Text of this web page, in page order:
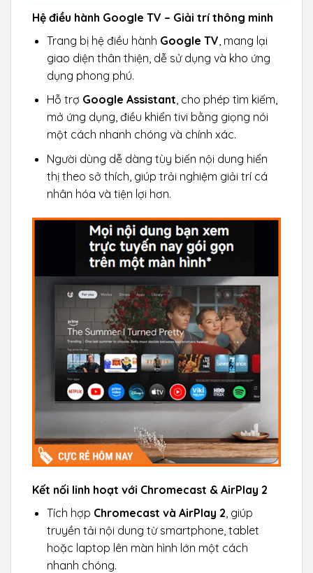
Hệ điều hành Google TV – Giải trí thông minh
Trang bị hệ điều hành Google TV , mang lại
giao diện thân thiện, dễ sử dụng và kho ứng
dụng phong phú.
Hỗ trợ Google Assistant, cho phép tìm kiếm,
mở ứng dụng, điều khiển tivi bằng giọng nói
một cách nhanh chóng và chính xác.
Người dùng dễ dàng tùy biến nội dung hiển
thị theo sở thích, giúp trải nghiệm giải trí cá
nhân hóa và tiện lợi hơn.
Kết nối linh hoạt với Chromecast & AirPlay 2
Tích hợp Chromecast và AirPlay 2 , giúp
truyền tải nội dung từ smartphone, tablet
hoặc laptop lên màn hình lớn một cách
nhanh chóng.